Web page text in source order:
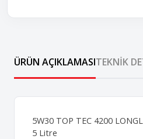
ÜRÜN AÇIKLAMASITEKNIK
5W30 TOP TEC 4200
5 Litre